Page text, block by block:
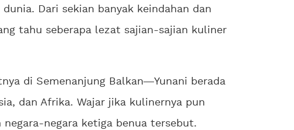
Dari sekian banyak keindahan dan
tahu seberapa lezat sajian-sajian kuliner
di Semenanjung Balkan
Yunani berada
dan Afrika. Wajar jika kulinernya pun
negara ketiga benua tersebut.